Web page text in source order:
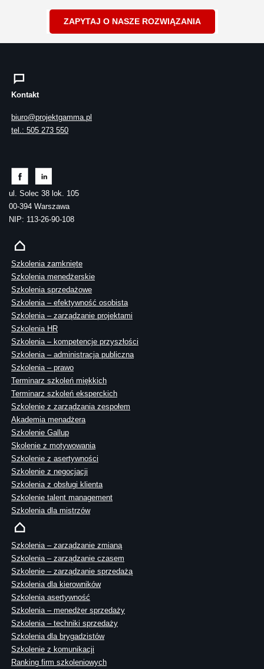
ZAPYTAJ O NASZE ROZWIĄZANIA
Kontakt
biuro@projektgamma.pl
tel.: 505 273 550
ul. Solec 38 lok. 105
00-394 Warszawa
NIP: 113-26-90-108
Szkolenia zamknięte
Szkolenia menedżerskie
Szkolenia sprzedażowe
Szkolenia – efektywność osobista
Szkolenia – zarządzanie projektami
Szkolenia HR
Szkolenia – kompetencje przyszłości
Szkolenia – administracja publiczna
Szkolenia – prawo
Terminarz szkoleń miękkich
Terminarz szkoleń eksperckich
Szkolenie z zarządzania zespołem
Akademia menadżera
Szkolenie Gallup
Skolenie z motywowania
Szkolenie z asertywności
Szkolenie z negocjacji
Szkolenia z obsługi klienta
Szkolenie talent management
Szkolenia dla mistrzów
Szkolenia – zarządzanie zmianą
Szkolenia – zarządzanie czasem
Szkolenie – zarządzanie sprzedażą
Szkolenia dla kierowników
Szkolenia asertywność
Szkolenia – menedżer sprzedaży
Szkolenia – techniki sprzedaży
Szkolenia dla brygadzistów
Szkolenie z komunikacji
Ranking firm szkoleniowych